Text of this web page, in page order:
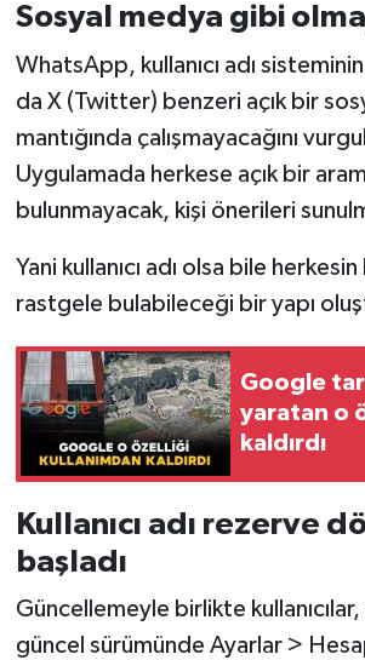
Sosyal medya gibi
WhatsApp, kullanıcı adı
da X (Twitter) benzeri açık bir
mantığında çalışmayacağını
Uygulamada herkese açık bir
bulunmayacak, kişi önerileri
Yani kullanıcı adı olsa bile
rastgele bulabileceği bir yapı
Google
yaratan o
kaldırdı
Kullanıcı adı rezerve
başladı
Güncellemeyle birlikte kullanıcılar,
güncel sürümünde Ayarlar >